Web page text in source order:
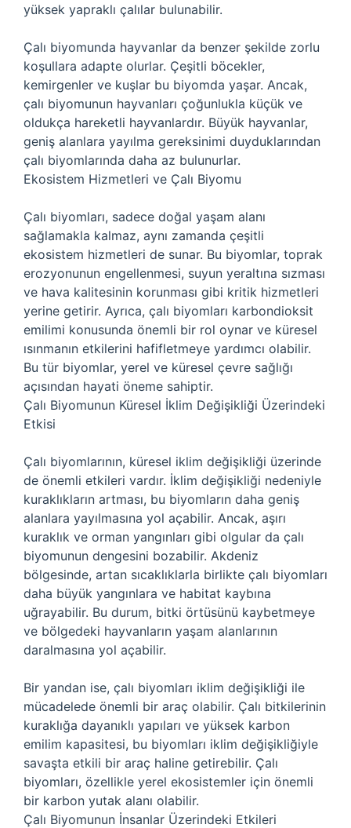
yüksek yapraklı çalılar bulunabilir.
Çalı biyomunda hayvanlar da benzer şekilde zorlu
koşullara adapte olurlar. Çeşitli böcekler,
kemirgenler ve kuşlar bu biyomda yaşar. Ancak,
çalı biyomunun hayvanları çoğunlukla küçük ve
oldukça hareketli hayvanlardır. Büyük hayvanlar,
geniş alanlara yayılma gereksinimi duyduklarından
çalı biyomlarında daha az bulunurlar.
Ekosistem Hizmetleri ve Çalı Biyomu
Çalı biyomları, sadece doğal yaşam alanı
sağlamakla kalmaz, aynı zamanda çeşitli
ekosistem hizmetleri de sunar. Bu biyomlar, toprak
erozyonunun engellenmesi, suyun yeraltına sızması
ve hava kalitesinin korunması gibi kritik hizmetleri
yerine getirir. Ayrıca, çalı biyomları karbondioksit
emilimi konusunda önemli bir rol oynar ve küresel
ısınmanın etkilerini hafifletmeye yardımcı olabilir.
Bu tür biyomlar, yerel ve küresel çevre sağlığı
açısından hayati öneme sahiptir.
Çalı Biyomunun Küresel İklim Değişikliği Üzerindeki
Etkisi
Çalı biyomlarının, küresel iklim değişikliği üzerinde
de önemli etkileri vardır. İklim değişikliği nedeniyle
kuraklıkların artması, bu biyomların daha geniş
alanlara yayılmasına yol açabilir. Ancak, aşırı
kuraklık ve orman yangınları gibi olgular da çalı
biyomunun dengesini bozabilir. Akdeniz
bölgesinde, artan sıcaklıklarla birlikte çalı biyomları
daha büyük yangınlara ve habitat kaybına
uğrayabilir. Bu durum, bitki örtüsünü kaybetmeye
ve bölgedeki hayvanların yaşam alanlarının
daralmasına yol açabilir.
Bir yandan ise, çalı biyomları iklim değişikliği ile
mücadelede önemli bir araç olabilir. Çalı bitkilerinin
kuraklığa dayanıklı yapıları ve yüksek karbon
emilim kapasitesi, bu biyomları iklim değişikliğiyle
savaşta etkili bir araç haline getirebilir. Çalı
biyomları, özellikle yerel ekosistemler için önemli
bir karbon yutak alanı olabilir.
Çalı Biyomunun İnsanlar Üzerindeki Etkileri